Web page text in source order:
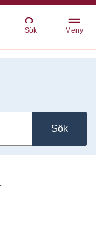
Sök Meny
Sök